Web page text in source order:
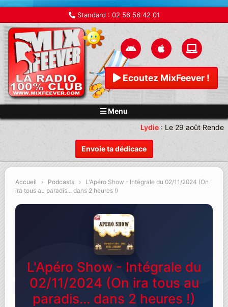
Standard : 02 56 56 42 01
Ecoutez MixFeever !
Menu
Envoie ta dédicace
Lydie: Le 29 août
Accueil › Podcasts ›
L'Apéro Show - Intégrale du 02/11/2024 (On
ira tous au paradis... dans 2 heures !)
L'Apéro Show - Intégrale du
02/11/2024 (On ira tous au
paradis... dans 2 heures !)